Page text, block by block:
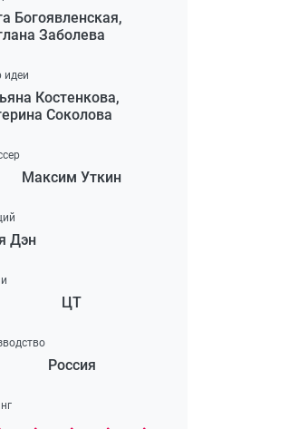
Богоявленская,
Заболева
идеи
Костенкова,
Соколова
Максим Уткин
Дэн
ЦТ
Россия